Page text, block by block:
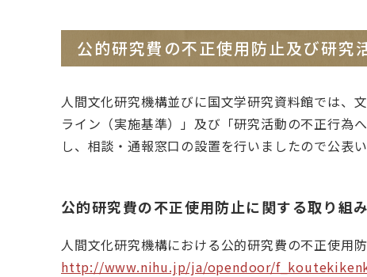
展示
イベント
専門家育成
来館できない方のために
社会連
出版物
大学
大学支
探究学
若手研
公的研究費の不正使用防止及び研究
人間文化研究機構並びに国文学研究資料館では、
ライン（実施基準）」及び「研究活動の不正行為
し、相談・通報窓口の設置を行いましたので公表い
公的研究費の不正使用防止に関する取り組み
人間文化研究機構における公的研究費の不正使用
http://www.nihu.jp/ja/opendoor/